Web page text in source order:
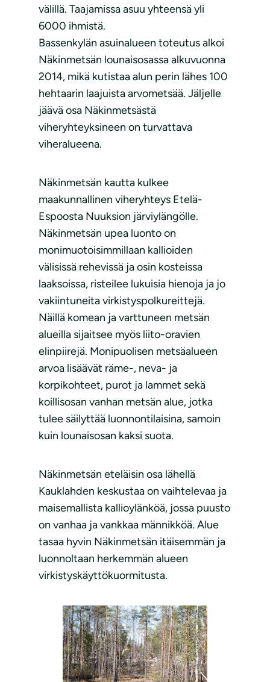
välillä. Taajamissa asuu yhteensä yli
6000 ihmistä.
Bassenkylän asuinalueen toteutus alkoi
Näkinmetsän lounaisosassa alkuvuonna
2014, mikä kutistaa alun perin lähes 100
hehtaarin laajuista arvometsää. Jäljelle
jäävä osa Näkinmetsästä
viheryhteyksineen on turvattava
viheralueena.
Näkinmetsän kautta kulkee
maakunnallinen viheryhteys Etelä-
Espoosta Nuuksion järviylängölle.
Näkinmetsän upea luonto on
monimuotoisimmillaan kallioiden
välisissä rehevissä ja osin kosteissa
laaksoissa, risteilee lukuisia hienoja ja jo
vakiintuneita virkistyspolkureittejä.
Näillä komean ja varttuneen metsän
alueilla sijaitsee myös liito-oravien
elinpiirejä. Monipuolisen metsäalueen
arvoa lisäävät räme-, neva- ja
korpikohteet, purot ja lammet sekä
koillisosan vanhan metsän alue, jotka
tulee säilyttää luonnontilaisina, samoin
kuin lounaisosan kaksi suota.
Näkinmetsän eteläisin osa lähellä
Kauklahden keskustaa on vaihtelevaa ja
maisemallista kallioylänköä, jossa puusto
on vanhaa ja vankkaa männikköä. Alue
tasaa hyvin Näkinmetsän itäisemmän ja
luonnoltaan herkemmän alueen
virkistyskäyttökuormitusta.